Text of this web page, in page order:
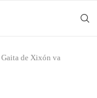
Gaita de Xixón va